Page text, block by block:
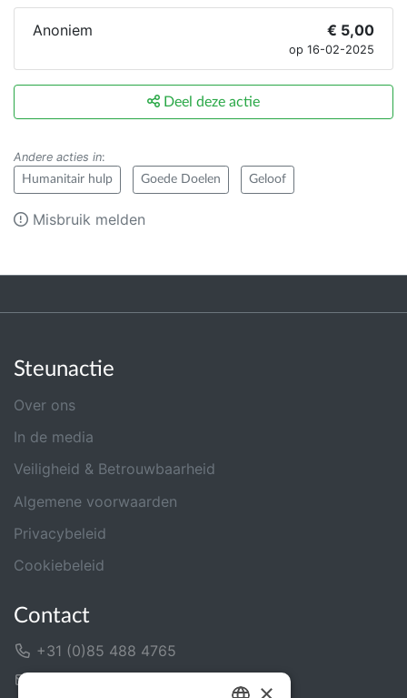
Anoniem € 5,00
op 16-02-2025
Deel deze actie
Andere acties in:
Humanitair hulp Goede Doelen Geloof
Misbruik melden
Steunactie
Over ons
In de media
Veiligheid & Betrouwbaarheid
Algemene voorwaarden
Privacybeleid
Cookiebeleid
Contact
+31 (0)85 488 4765